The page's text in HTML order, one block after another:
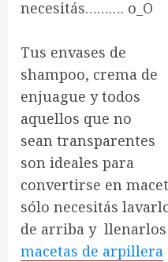
necesitás………. o_O
Tus envases de
shampoo, crema de
enjuague y todos
aquellos que no
sean transparentes
son ideales para
convertirse en
sólo necesitás
de arriba y llenarlos
macetas de arpillera